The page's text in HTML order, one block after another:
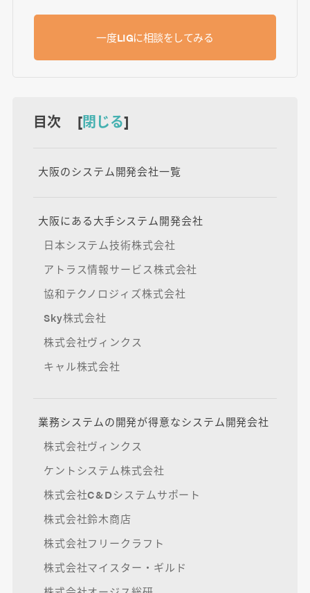
一度LIGに相談をしてみる
目次 [閉じる]
大阪のシステム開発会社一覧
大阪にある大手システム開発会社
日本システム技術株式会社
アトラス情報サービス株式会社
協和テクノロジィズ株式会社
Sky株式会社
株式会社ヴィンクス
キャル株式会社
業務システムの開発が得意なシステム開発会社
株式会社ヴィンクス
ケントシステム株式会社
株式会社C&Dシステムサポート
株式会社鈴木商店
株式会社フリークラフト
株式会社マイスター・ギルド